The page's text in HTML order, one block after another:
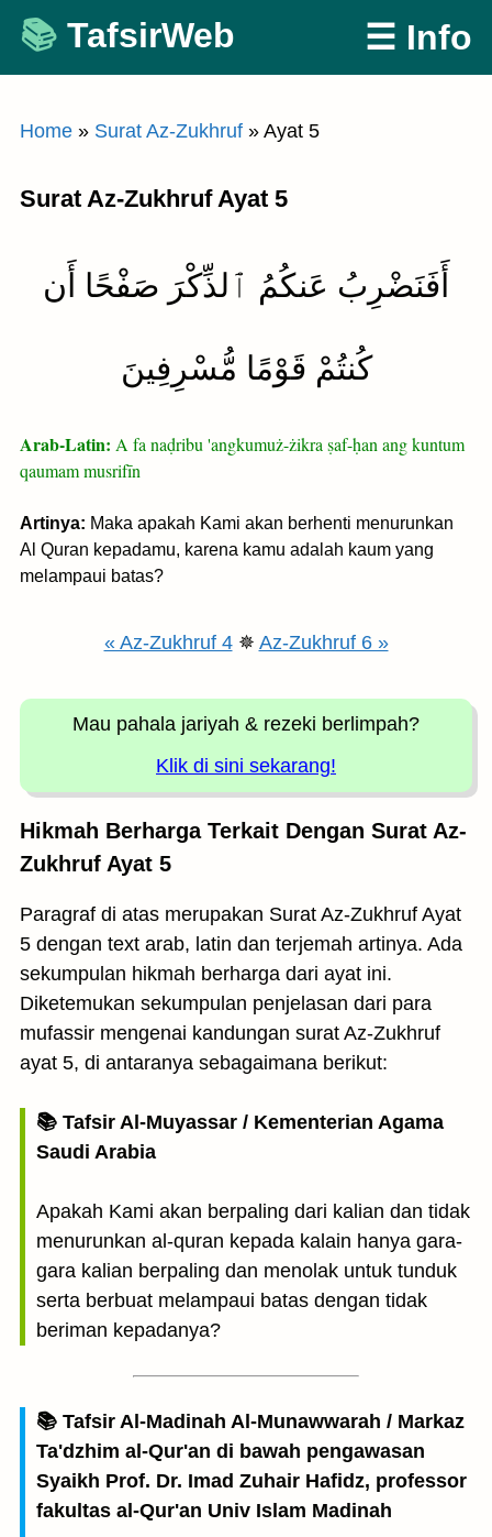
Skip
content
TafsirWeb ☰ Info
Home » Surat Az-Zukhruf » Ayat 5
Surat Az-Zukhruf Ayat 5
أَفَنَضْرِبُ عَنكُمُ ٱلذِّكْرَ صَفْحًا أَن
كُنتُمْ قَوْمًا مُّسْرِفِينَ
Arab-Latin: A fa naḍribu 'angkumuż-żikra ṣaf-ḥan ang kuntum
qaumam musrifīn
Artinya: Maka apakah Kami akan berhenti menurunkan
Al Quran kepadamu, karena kamu adalah kaum yang
melampaui batas?
« Az-Zukhruf 4✵ Az-Zukhruf 6 »
Mau pahala jariyah & rezeki berlimpah?
Klik di sini sekarang!
Hikmah Berharga Terkait Dengan Surat Az-
Zukhruf Ayat 5
Paragraf di atas merupakan Surat Az-Zukhruf Ayat
5 dengan text arab, latin dan terjemah artinya. Ada
sekumpulan hikmah berharga dari ayat ini.
Diketemukan sekumpulan penjelasan dari para
mufassir mengenai kandungan surat Az-Zukhruf
ayat 5, di antaranya sebagaimana berikut:
📚 Tafsir Al-Muyassar / Kementerian Agama
Saudi Arabia
Apakah Kami akan berpaling dari kalian dan tidak
menurunkan al-quran kepada kalain hanya gara-
gara kalian berpaling dan menolak untuk tunduk
serta berbuat melampaui batas dengan tidak
beriman kepadanya?
📚 Tafsir Al-Madinah Al-Munawwarah / Markaz
Ta'dzhim al-Qur'an di bawah pengawasan
Syaikh Prof. Dr. Imad Zuhair Hafidz, professor
fakultas al-Qur'an Univ Islam Madinah